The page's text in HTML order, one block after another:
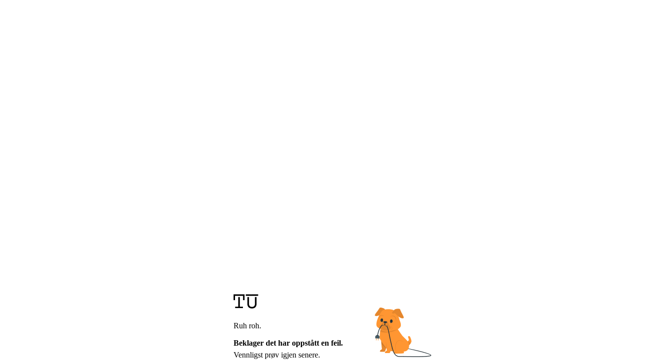
Ruh roh.
Beklager det har oppstått en feil.
Vennligst prøv igjen senere.